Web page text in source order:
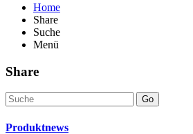
Home
Share
Suche
Menü
Share
Go
Produktnews